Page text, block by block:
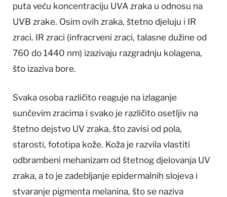
puta veću koncentraciju UVA zraka u odnosu na
UVB zrake. Osim ovih zraka, štetno djeluju i IR
zraci. IR zraci (infracrveni zraci, talasne dužine od
760 do 1440 nm) izazivaju razgradnju kolagena,
što izaziva bore.
Svaka osoba različito reaguje na izlaganje
sunčevim zracima i svako je različito osetljiv na
štetno dejstvo UV zraka, što zavisi od pola,
starosti, fototipa kože. Koža je razvila vlastiti
odbrambeni mehanizam od štetnog djelovanja UV
zraka, a to je zadebljanje epidermalnih slojeva i
stvaranje pigmenta melanina, što se naziva